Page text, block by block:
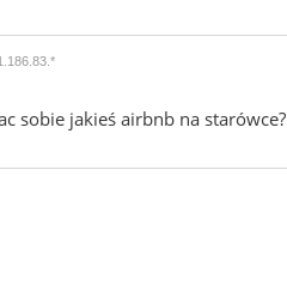
sobie jakieś airbnb na starówce?